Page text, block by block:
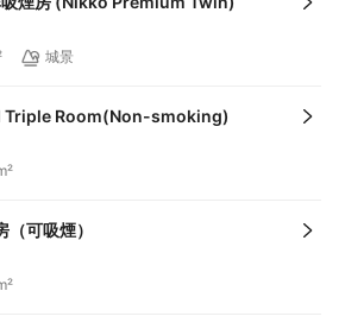
城景
Triple Room(Non-smoking)
可吸煙）